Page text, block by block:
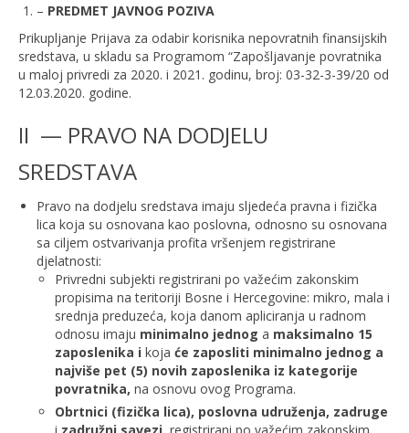
– PREDMET JAVNOG POZIVA
Prikupljanje Prijava za odabir korisnika nepovratnih finansijskih
sredstava, u skladu sa Programom “Zapošljavanje povratnika
u maloj privredi za 2020. i 2021. godinu, broj: 03-32-3-39/20 od
12.03.2020. godine.
II — PRAVO NA DODJELU
SREDSTAVA
Pravo na dodjelu sredstava imaju sljedeća pravna i fizička
lica koja su osnovana kao poslovna, odnosno su osnovana
sa ciljem ostvarivanja profita vršenjem registrirane
djelatnosti:
Privredni subjekti registrirani po važećim zakonskim
propisima na teritoriji Bosne i Hercegovine: mikro, mala i
srednja preduzeća, koja danom apliciranja u radnom
odnosu imaju minimalno jednog a maksimalno 15
zaposlenika i koja će zaposliti minimalno jednog a
najviše pet (5) novih zaposlenika iz kategorije
povratnika, na osnovu ovog Programa.
Obrtnici (fizička lica), poslovna udruženja, zadruge